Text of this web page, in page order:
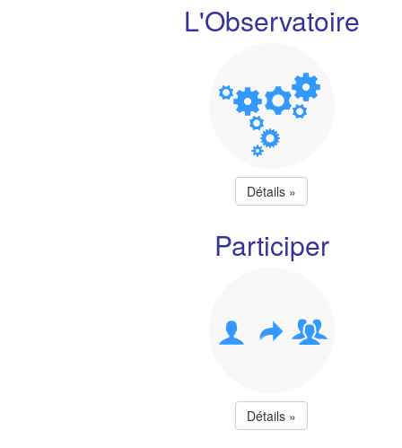
L'Observatoire
Détails »
Participer
Détails »